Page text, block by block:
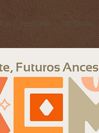
HISTÓRIA NOTÍCIAS